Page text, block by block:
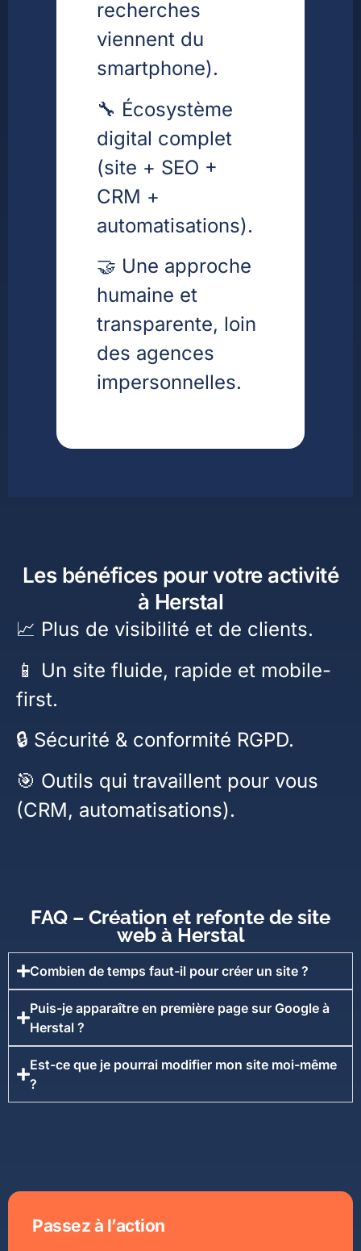
recherches
viennent du
smartphone).
🔧 Écosystème
digital complet
(site + SEO +
CRM +
automatisations).
🤝 Une approche
humaine et
transparente, loin
des agences
impersonnelles.
Les bénéfices pour votre activité
à Herstal
📈 Plus de visibilité et de clients.
📱 Un site fluide, rapide et mobile-
first.
🔒 Sécurité & conformité RGPD.
🎯 Outils qui travaillent pour vous
(CRM, automatisations).
FAQ – Création et refonte de site
web à Herstal
Combien de temps faut-il pour créer un site ?
Puis-je apparaître en première page sur Google à
Herstal ?
Est-ce que je pourrai modifier mon site moi-même
?
Passez à l’action